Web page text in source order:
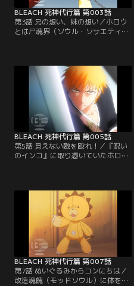
BLEACH 死神代行篇 第003話
第3話 兄の想い、妹の想い／ホロウ
とは尸魂界（ソウル・ソサエティ）
愛した肉親の魂を求める。織姫の兄
が墜ちたホロウが狙うのは、当然
妹・織姫の魂だった。急いで織姫の
家を目指す一護。しかし、すでにホ
ロウは織姫の家に現れていた…。
【提供：バンダイチャンネル】
BLEACH 死神代行篇 第005話
第5話 見えない敵を殴れ！／『呪い
のインコ』に取り憑いていたホロ
連携しながらなんとかホロウと互角
に戦う。しかしこれまでに何人もの
死神を撃退してきたシュリーカーは
何重にも罠を張っていた。その頃一
護は、インコの少年の魂の凄惨な記
憶にショックを受けて倒れた…。
【提供：バンダイチャンネル】
BLEACH 死神代行篇 第007話
第7話 ぬいぐるみからコンにちは／
改造魂魄（モッドソウル）に体をの